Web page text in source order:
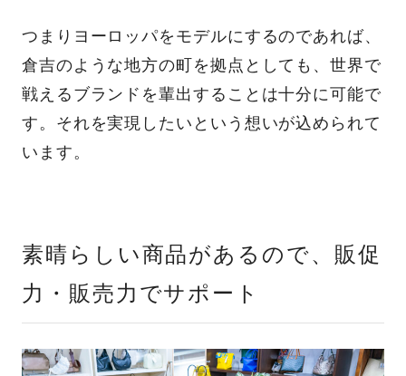
つまりヨーロッパをモデルにするのであれば、
倉吉のような地方の町を拠点としても、世界で
戦えるブランドを輩出することは十分に可能で
す。それを実現したいという想いが込められて
います。
素晴らしい商品があるので、販促
力・販売力でサポート